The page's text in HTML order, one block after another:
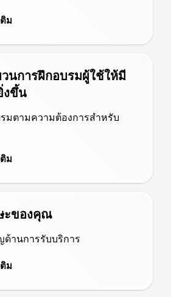
ม
นการฝึกอบรมผู้ใช้ให้มี
งขึ้น
มตามความต้องการสำหรับ
ม
ะของคุณ
ด้านการรับบริการ
ม